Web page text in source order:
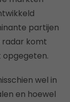
partijen
radar komt
wel in
en hoewel